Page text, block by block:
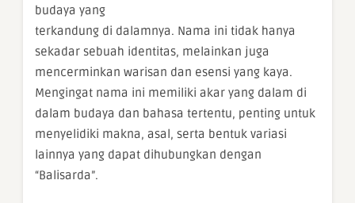
budaya yang
terkandung di dalamnya. Nama ini tidak hanya
sekadar sebuah identitas, melainkan juga
mencerminkan warisan dan esensi yang kaya.
Mengingat nama ini memiliki akar yang dalam di
dalam budaya dan bahasa tertentu, penting untuk
menyelidiki makna, asal, serta bentuk variasi
lainnya yang dapat dihubungkan dengan
“Balisarda”.